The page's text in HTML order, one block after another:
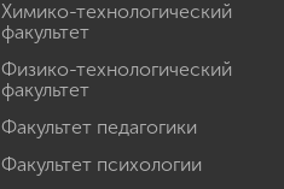
Химико-технологический
факультет
Физико-технологический
факультет
Факультет педагогики
Факультет психологии